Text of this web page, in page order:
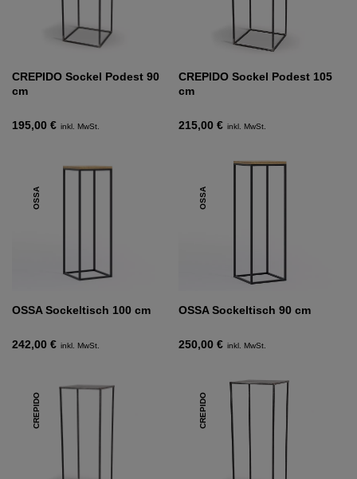
CREPIDO Sockel Podest 90
cm
195,00 € inkl. MwSt.
CREPIDO Sockel Podest 105
cm
215,00 € inkl. MwSt.
OSSA
OSSA Sockeltisch 100 cm
242,00 € inkl. MwSt.
OSSA
OSSA Sockeltisch 90 cm
250,00 € inkl. MwSt.
CREPIDO CREPIDO